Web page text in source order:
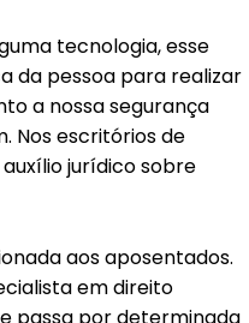
plans
tecnologia, esse
da pessoa para realizar
a nossa segurança
Nos escritórios de
jurídico sobre
aos aposentados.
em direito
passa por determinada